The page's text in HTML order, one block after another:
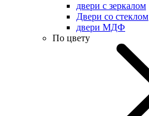
двери с зеркалом
Двери со стеклом
двери МДФ
По цвету